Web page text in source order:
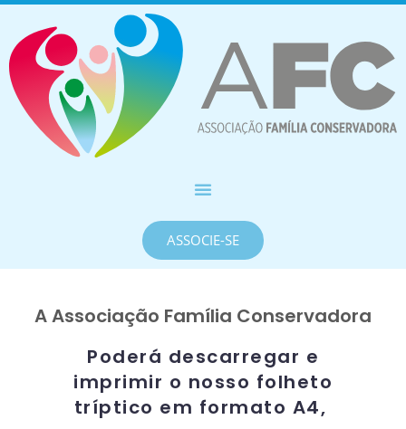
ASSOCIE-SE
A Associação Família Conservadora
Poderá descarregar e
imprimir o nosso folheto
tríptico em formato A4,